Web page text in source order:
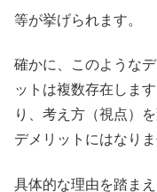
等が挙げられます。
確かに、このような
ットは複数存在しま
り、考え方（視点）
デメリットにはなりま
具体的な理由を踏ま